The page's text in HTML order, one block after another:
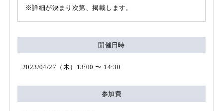
※詳細が決まり次第、掲載します。
開催日時
2023/04/27（木）13:00 〜 14:30
参加費